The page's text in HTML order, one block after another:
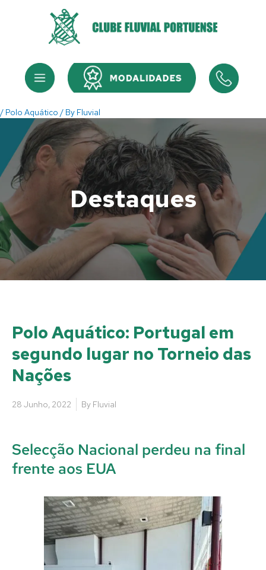
Menu Menu
/ Polo Aquático / By Fluvial
Destaques
Polo Aquático: Portugal em
segundo lugar no Torneio das
Nações
28 Junho, 2022 By Fluvial
Selecção Nacional perdeu na final
frente aos EUA